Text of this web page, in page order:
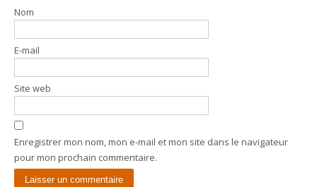
Nom
E-mail
Site web
Enregistrer mon nom, mon e-mail et mon site dans le navigateur
pour mon prochain commentaire.